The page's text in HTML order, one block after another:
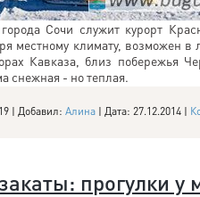
Сочи служит курорт
местному климату, возможен в
Кавказа, близ побережья
снежная - но теплая.
| Добавил: Алина | Дата: 27.12.2014 |
прогулки у